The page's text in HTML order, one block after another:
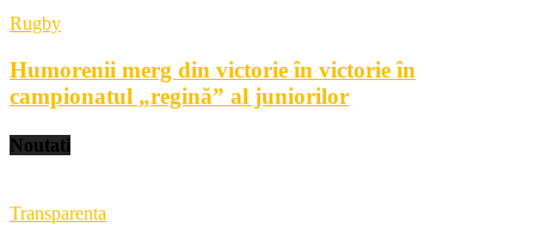
Rugby
Humorenii merg din victorie în victorie în
campionatul „regină” al juniorilor
Noutati
Transparenta